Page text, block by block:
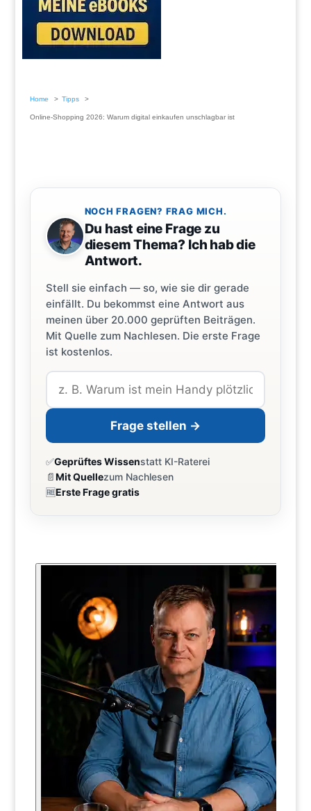
Home Tipps
Online-Shopping 2026: Warum digital einkaufen unschlagbar ist
NOCH FRAGEN? FRAG MICH.
Du hast eine Frage zu
diesem Thema? Ich hab die
Antwort.
Stell sie einfach — so, wie sie dir gerade
einfällt. Du bekommst eine Antwort aus
meinen über 20.000 geprüften Beiträgen.
Mit Quelle zum Nachlesen. Die erste Frage
ist kostenlos.
Frage stellen →
✅Geprüftes Wissenstatt KI-Raterei
📄Mit Quellezum Nachlesen
🆓Erste Frage gratis